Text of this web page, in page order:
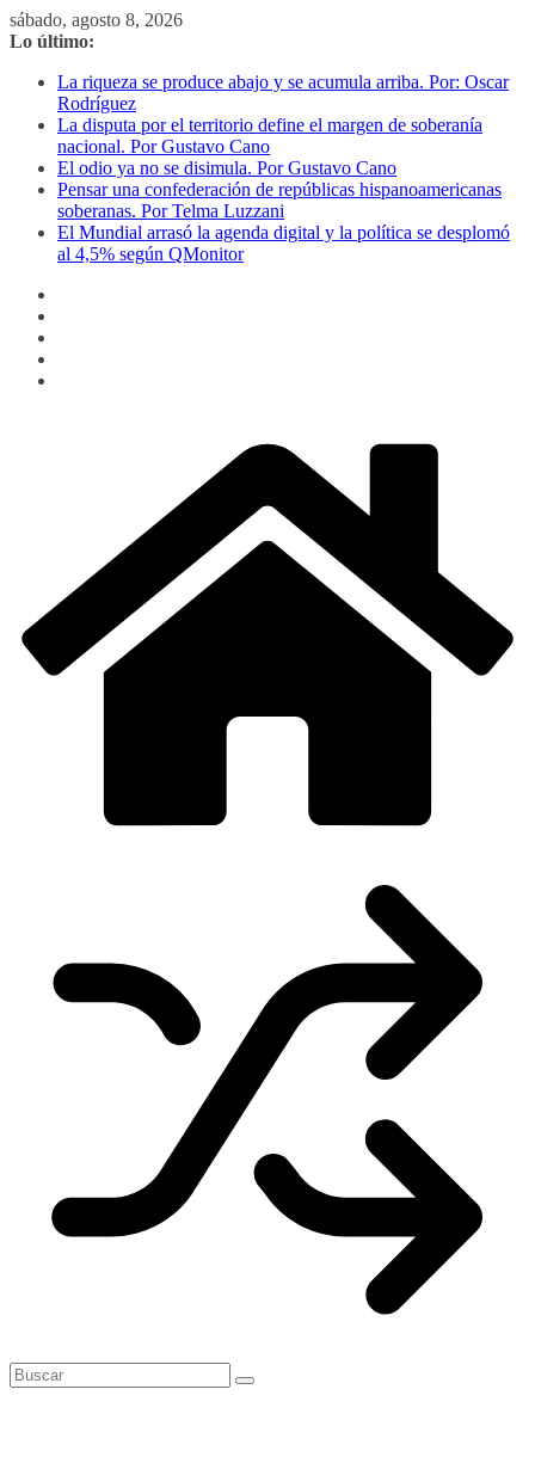
Saltar
al
sábado, agosto 8, 2026
Lo último:
La riqueza se produce abajo y se acumula arriba. Por: Oscar
Rodríguez
La disputa por el territorio define el margen de soberanía
nacional. Por Gustavo Cano
El odio ya no se disimula. Por Gustavo Cano
Pensar una confederación de repúblicas hispanoamericanas
soberanas. Por Telma Luzzani
El Mundial arrasó la agenda digital y la política se desplomó
al 4,5% según QMonitor